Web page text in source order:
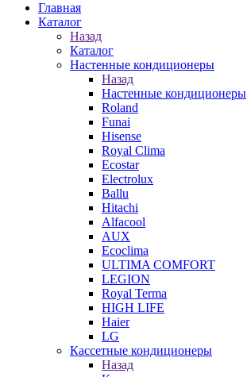
Главная
Каталог
Назад
Каталог
Настенные кондиционеры
Назад
Настенные кондиционеры
Roland
Funai
Hisense
Royal Clima
Ecostar
Electrolux
Ballu
Hitachi
Alfacool
AUX
Ecoclima
ULTIMA COMFORT
LEGION
Royal Terma
HIGH LIFE
Haier
LG
Кассетные кондиционеры
Назад